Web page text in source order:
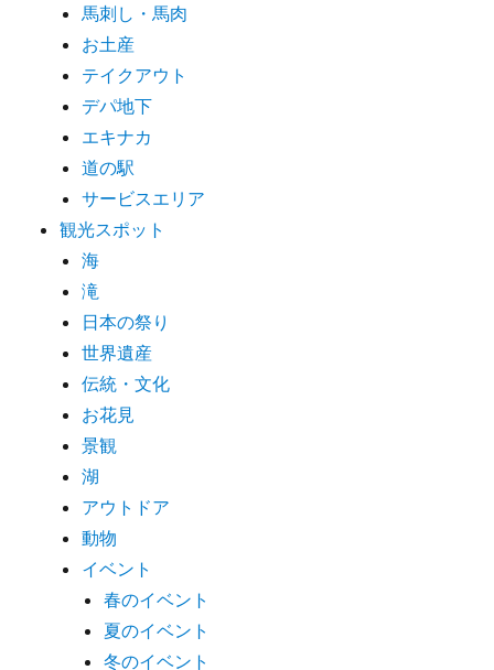
馬刺し・馬肉
お土産
テイクアウト
デパ地下
エキナカ
道の駅
サービスエリア
観光スポット
海
滝
日本の祭り
世界遺産
伝統・文化
お花見
景観
湖
アウトドア
動物
イベント
春のイベント
夏のイベント
冬のイベント